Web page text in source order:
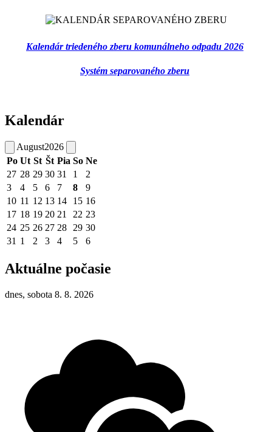
Kalendár triedeného zberu komunálneho odpadu 2026
Systém separovaného zberu
Kalendár
August2026
Po Ut St Št Pia So Ne
27 28 29 30 31 1
2
3
4 5 6 7 8
9
10 11 12 13 14 15 16
17 18 19 20 21 22 23
24 25 26 27 28 29 30
31 1 2 3 4 5 6
Aktuálne počasie
dnes, sobota 8. 8. 2026